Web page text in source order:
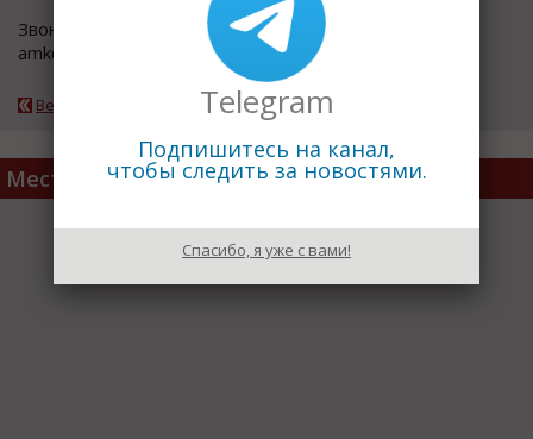
Звоните по телефону вверху или пишите на почту
amk@moreopilok.ru.
Вернуться к каталогу
Место расположения
Telegram
Подпишитесь на канал,
чтобы следить за новостями.
Спасибо, я уже с вами!